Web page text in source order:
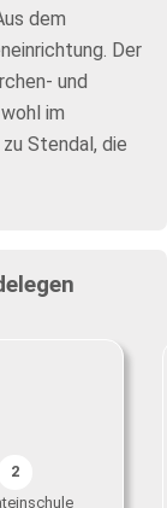
dem
Der
und
im
Stendal, die
2